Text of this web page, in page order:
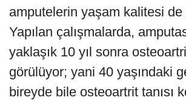
amputelerin yaşam kalitesi de
Yapılan çalışmalarda,
yaklaşık 10 yıl sonra
görülüyor; yani 40 yaşındaki
bireyde bile osteoartrit tanısı